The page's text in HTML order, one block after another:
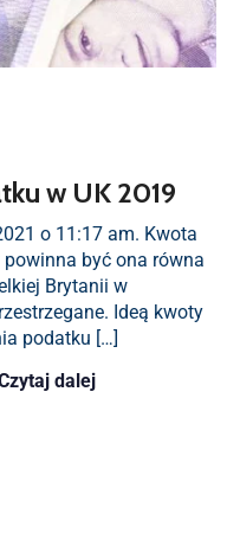
w UK 2019
o 11:17 am. Kwota
być ona równa
Brytanii w
Ideą kwoty
podatku […]
dalej